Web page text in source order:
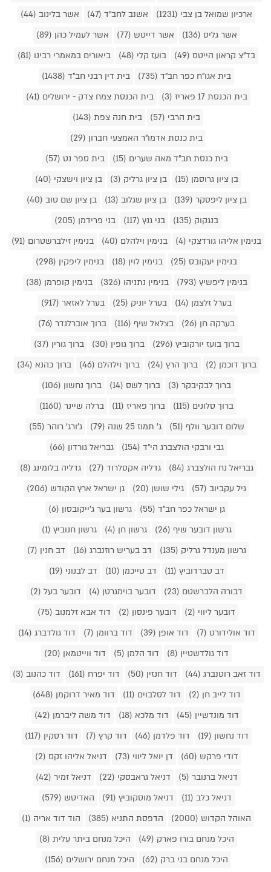
ארכיון שמואל בן צבי (1231)
אשנב לחב"ד (47)
אשר בלינוב (44)
אשר גליס (136)
אשר דייטש (77)
אשר לעמיל כהן (89)
בד"צ קראון הייטס (49)
בועז קלי (48)
ביאורים במאמרי רבינו (81)
בית אגו"ח כפר חב"ד (735)
בית דין רבני חב"ד (1438)
בית הכנסת 17 פאריז (3)
בית הכנסת צמח צדק - ירושלים (41)
בית הרבי (57)
בית חנה צפת (143)
בית כנסת אדמו"ר האמצעי חברון (29)
בית כנסת חב"ד מאה שערים (15)
בית ספר נט (57)
בן ציון גרוסמן (15)
בן ציון גרליק (3)
בן ציון וישצקי (40)
בן ציון ליפסקר (139)
בן ציון שגלוב (13)
בן ציון שם טוב (40)
בנגקוק (135)
בני גנץ (117)
בני פרידמן (205)
בנימין אליהו גורדצקי (4)
בנימין וילהלם (40)
בנימין זילברשטרום (91)
בנימין יעקובס (25)
בנימין לוין (18)
בנימין ליפקין (298)
בנימין ליפשיץ (793)
בנימין נתניהו (326)
בנימין קופרמן (38)
בערל זלצמן (14)
בערל יוניק (25)
בערל לאזאר (917)
בערקה חן (26)
בצלאל שיף (116)
ברוך אוברלנדר (76)
ברוך בועז יורקוביץ (296)
ברוך גופין (30)
ברוך גורין (37)
ברוך דוכמן (2)
ברוך הרץ (24) ברוך וילהלם (46)
ברוך כהנא (34)
ברוך לבקיבקר (3)
ברוך לשס (14)
ברוך נחשון (106)
ברוך סלונים (115)
ברוך פאריז (11)
ברלה שיינר (1160)
שלום דובער וולף (51)
ג' תמוז 25 שנה (79)
ג'ורג' רוהר (55)
גבי ורבקי הולצברג הי"ד (154)
גבריאל גורדון (66)
גבריאל נח הולצברג (84)
גדליה אקסלרוד (27)
גדליה בלומינג (8)
גיל עקביוב (57)
גילי שושן (20)
גן ישראל ארץ הקודש (206)
גן ישראל כפר חב"ד (55)
גרשון בער ג'ייקובסון (6)
גרשון דובער שיף (26)
גרשון חן (4)
גרשון חנוביץ (1)
גרשון מענדל גרליק (135)
דב בעריש רוזנברג (16)
דב חנין (7)
דב טברדוביץ (11)
דב טייכמן (10)
דב לבנוני (19)
דבורה הלברשטם (23)
דובער בוימגרטן (4)
דובער בעל (2)
דובער ליווי (2)
דובער פינסון (2)
דוד אבא זלמנוב (75)
דוד אולידורט (7)
דוד אופן (39) דוד ברוומן (7)
דוד גולדברג (14)
דוד גולדשטיין (8)
דוד הלמן (5)
דוד ווייטמאן (20)
דוד זאב רוטנברג (44)
דוד חנזין (50) דוד יפרח (161)
דוד כהנוב (3)
דוד לייב חן (2)
דוד לסלבוים (11)
דוד מאיר דרוקמן (648)
דוד מונדשיין (45)
דוד מלכא (18)
דוד משה ליברמן (42)
דוד נחשון (19)
דוד פלדמן (46) דוד קרץ (7)
דוד רסקין (117)
דודי פרקש (60)
דן יואל ליווי (73)
דניאל אליהו זקס (2)
דניאל ברנובר (5)
דניאל גראבסקי (22)
דניאל זמיר (42)
דניאל כלב (11)
דניאל מוסקוביץ (91)
האדיטש (579)
האוהל הקדוש (2000)
הדפסת התניא (385)
הוד דוד אריה (1)
היכל מנחם בורו פארק (49)
היכל מנחם ביתר עלית (8)
היכל מנחם בני ברק (62)
היכל מנחם ירושלים (156)